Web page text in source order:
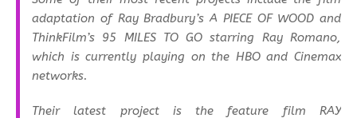
adaptation of Ray Bradbury’s A PIECE OF WOOD and
ThinkFilm’s 95 MILES TO GO starring Ray Romano,
which is currently playing on the HBO and Cinemax
networks.
Their latest project is the feature film RAY